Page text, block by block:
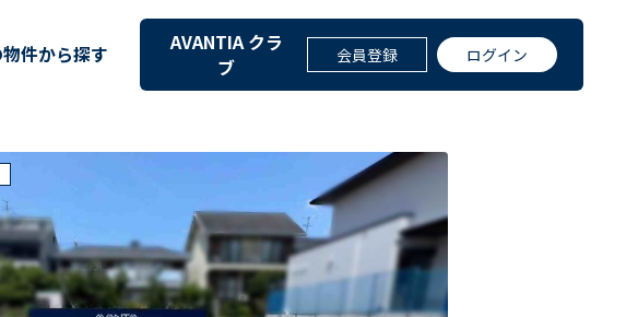
区長戸町）の物件情報｜分譲住宅・
件から探す
AVANTIA クラ
ブ
会員登録 ログイン